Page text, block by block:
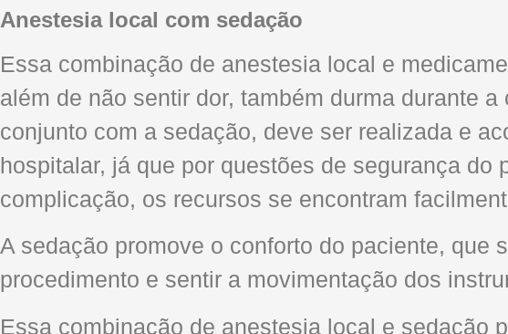
Anestesia local com sedação
Essa combinação de anestesia local e
além de não sentir dor, também durma durante
conjunto com a sedação, deve ser realizada e
hospitalar, já que por questões de segurança
complicação, os recursos se encontram
A sedação promove o conforto do paciente, que
procedimento e sentir a movimentação dos
Essa combinação de anestesia local e sedação